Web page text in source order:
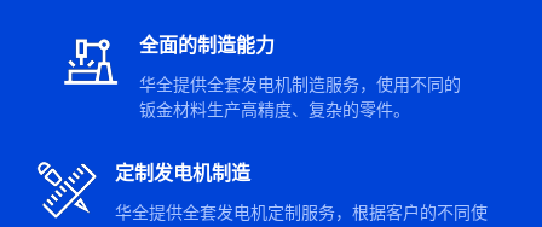
全面的制造能力
华全提供全套发电机制造服务，使用不同的
钣金材料生产高精度、复杂的零件。
定制发电机制造
华全提供全套发电机定制服务，根据客户的不同使